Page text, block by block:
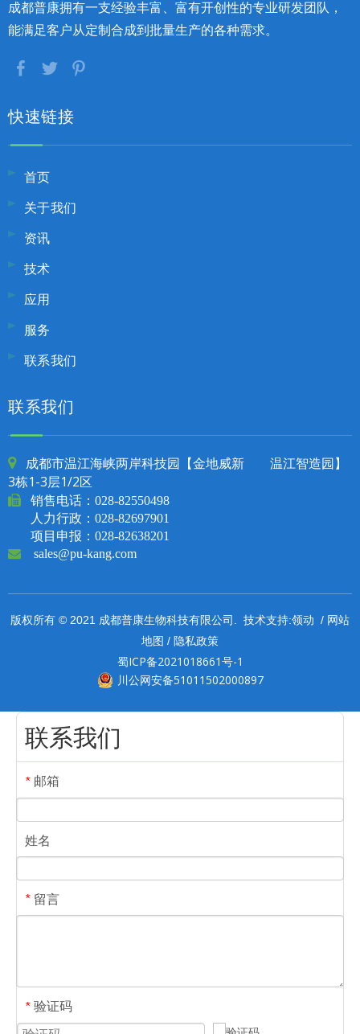
成都普康拥有一支经验丰富、富有开创性的专业研发团队，
能满足客户从定制合成到批量生产的各种需求。
快速链接
首页
关于我们
资讯
技术
应用
服务
联系我们
联系我们

成都市温江海峡两岸科技园【金地威新 温江智造园】
3栋1-3层1/2区
 销售电话： 028-82550498
人力行政：028-82697901
项目申报：028-82638201
 sales@pu-kang.com
版权所有 © 2021 成都普康生物科技有限公司. 技术支持:领动 / 网站
地图 / 隐私政策
蜀ICP备2021018661号-1
川公网安备51011502000897
联系我们
* 邮箱
姓名
* 留言
* 验证码